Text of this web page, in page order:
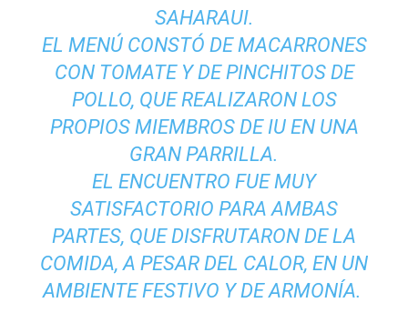
SAHARAUI.
EL MENÚ CONSTÓ DE MACARRONES
CON TOMATE Y DE PINCHITOS DE
POLLO, QUE REALIZARON LOS
PROPIOS MIEMBROS DE IU EN UNA
GRAN PARRILLA.
EL ENCUENTRO FUE MUY
SATISFACTORIO PARA AMBAS
PARTES, QUE DISFRUTARON DE LA
COMIDA, A PESAR DEL CALOR, EN UN
AMBIENTE FESTIVO Y DE ARMONÍA.